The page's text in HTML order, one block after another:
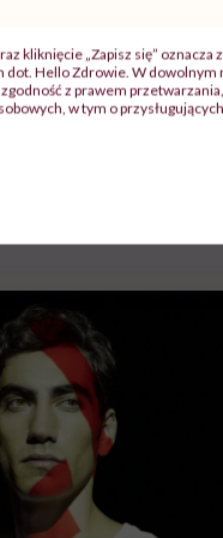
zmianie
pracy
kliknięcie „Zapisz się”
dot. Hello Zdrowie. W
zgodność z prawem
w tym o